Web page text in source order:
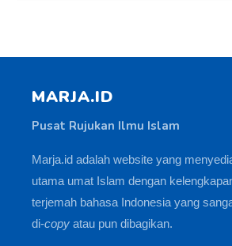
MARJA.ID
Pusat Rujukan Ilmu Islam
Marja.id adalah website yang
utama umat Islam dengan
terjemah bahasa Indonesia yang
di-copy atau pun dibagikan.